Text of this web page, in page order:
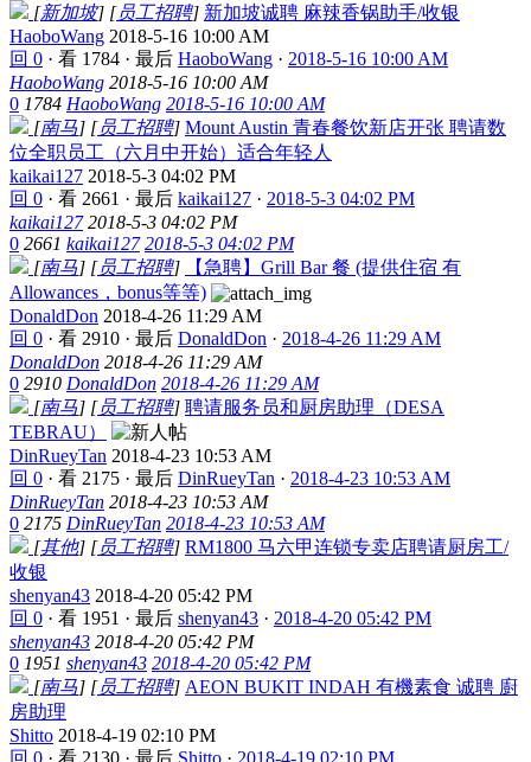
[新加坡] [员工招聘] 新加坡诚聘 麻辣香锅助手/收银
HaoboWang 2018-5-16 10:00 AM
回 0 · 看 1784 · 最后 HaoboWang · 2018-5-16 10:00 AM
HaoboWang 2018-5-16 10:00 AM
0 1784 HaoboWang 2018-5-16 10:00 AM
[南马] [员工招聘] Mount Austin 青春餐饮新店开张 聘请数
位全职员工（六月中开始）适合年轻人
kaikai127 2018-5-3 04:02 PM
回 0 · 看 2661 · 最后 kaikai127 · 2018-5-3 04:02 PM
kaikai127 2018-5-3 04:02 PM
0 2661 kaikai127 2018-5-3 04:02 PM
[南马] [员工招聘]
【急聘】Grill Bar 餐 (提供住宿 有
Allowances，bonus等等)
DonaldDon 2018-4-26 11:29 AM
回 0 · 看 2910 · 最后 DonaldDon · 2018-4-26 11:29 AM
DonaldDon 2018-4-26 11:29 AM
0 2910 DonaldDon 2018-4-26 11:29 AM
[南马] [员工招聘] 聘请服务员和厨房助理（DESA
TEBRAU）
DinRueyTan 2018-4-23 10:53 AM
回 0 · 看 2175 · 最后 DinRueyTan · 2018-4-23 10:53 AM
DinRueyTan 2018-4-23 10:53 AM
0 2175 DinRueyTan 2018-4-23 10:53 AM
[其他] [员工招聘] RM1800 马六甲连锁专卖店聘请厨房工/
收银
shenyan43 2018-4-20 05:42 PM
回 0 · 看 1951 · 最后 shenyan43 · 2018-4-20 05:42 PM
shenyan43 2018-4-20 05:42 PM
0 1951 shenyan43 2018-4-20 05:42 PM
[南马] [员工招聘] AEON BUKIT INDAH 有機素食 诚聘 廚
房助理
Shitto 2018-4-19 02:10 PM